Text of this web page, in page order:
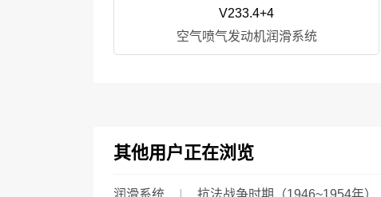
V233.4+4
空气喷气发动机润滑系统
其他用户正在浏览
润滑系统 抗法战争时期（1946~1954年）